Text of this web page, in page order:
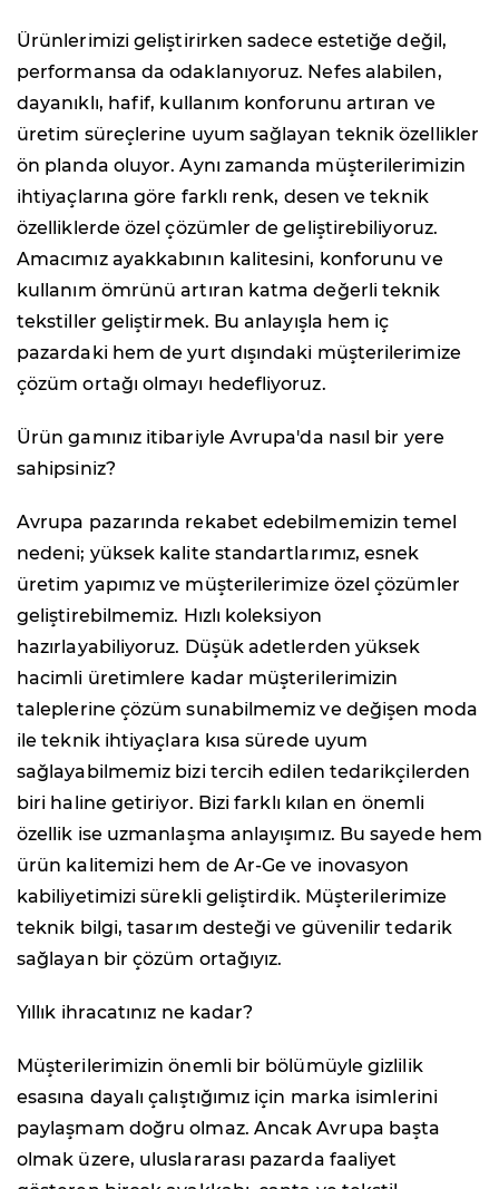
Ürünlerimizi geliştirirken sadece estetiğe değil,
performansa da odaklanıyoruz. Nefes alabilen,
dayanıklı, hafif, kullanım konforunu artıran ve
üretim süreçlerine uyum sağlayan teknik özellikler
ön planda oluyor. Aynı zamanda müşterilerimizin
ihtiyaçlarına göre farklı renk, desen ve teknik
özelliklerde özel çözümler de geliştirebiliyoruz.
Amacımız ayakkabının kalitesini, konforunu ve
kullanım ömrünü artıran katma değerli teknik
tekstiller geliştirmek. Bu anlayışla hem iç
pazardaki hem de yurt dışındaki müşterilerimize
çözüm ortağı olmayı hedefliyoruz.
Ürün gamınız itibariyle Avrupa'da nasıl bir yere
sahipsiniz?
Avrupa pazarında rekabet edebilmemizin temel
nedeni; yüksek kalite standartlarımız, esnek
üretim yapımız ve müşterilerimize özel çözümler
geliştirebilmemiz. Hızlı koleksiyon
hazırlayabiliyoruz. Düşük adetlerden yüksek
hacimli üretimlere kadar müşterilerimizin
taleplerine çözüm sunabilmemiz ve değişen moda
ile teknik ihtiyaçlara kısa sürede uyum
sağlayabilmemiz bizi tercih edilen tedarikçilerden
biri haline getiriyor. Bizi farklı kılan en önemli
özellik ise uzmanlaşma anlayışımız. Bu sayede hem
ürün kalitemizi hem de Ar-Ge ve inovasyon
kabiliyetimizi sürekli geliştirdik. Müşterilerimize
teknik bilgi, tasarım desteği ve güvenilir tedarik
sağlayan bir çözüm ortağıyız.
Yıllık ihracatınız ne kadar?
Müşterilerimizin önemli bir bölümüyle gizlilik
esasına dayalı çalıştığımız için marka isimlerini
paylaşmam doğru olmaz. Ancak Avrupa başta
olmak üzere, uluslararası pazarda faaliyet